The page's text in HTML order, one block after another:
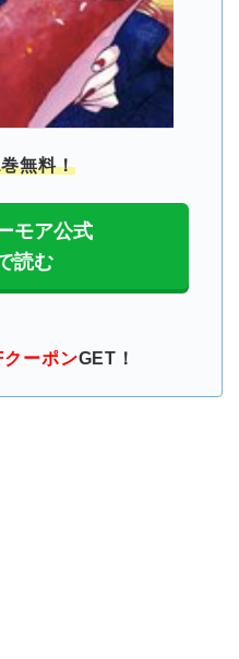
無料！
モア公式
読む
ーポンGET！